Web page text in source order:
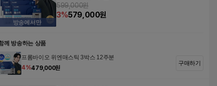
방송에서만
599,000원
3%579,000원
께 방송하는 상품
프롬바이오 위엔매스틱 3박스 12주분
4%479,000원
구매하기